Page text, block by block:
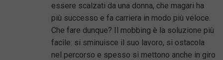
essere scalzati da una donna, che magari ha
più successo e fa carriera in modo più veloce.
Che fare dunque? Il mobbing è la soluzione più
facile: si sminuisce il suo lavoro, si ostacola
nel percorso e spesso si mettono anche in giro